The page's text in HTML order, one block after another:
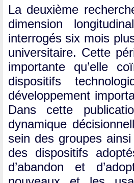
La deuxième
dimension
interrogés six mois
universitaire. Cette
importante qu’elle
dispositifs
développement
Dans cette
dynamique
sein des groupes
des dispositifs
d’abandon et